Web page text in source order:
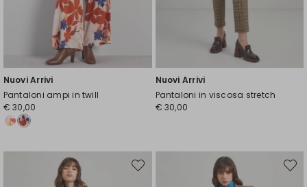
Nuovi Arrivi
Pantaloni ampi in twill
€ 30,00
Nuovi Arrivi
Pantaloni in viscosa stretch
€ 30,00
Sposta